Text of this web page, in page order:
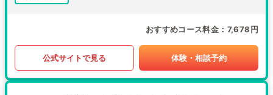
おすすめコース料金 7,678円
公式サイトで見る 体験・相談予約